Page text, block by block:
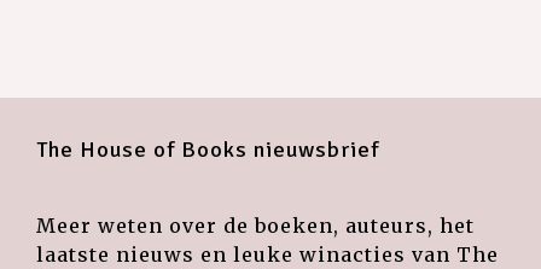
The House of Books nieuwsbrief
Meer weten over de boeken, auteurs, het
laatste nieuws en leuke winacties van The